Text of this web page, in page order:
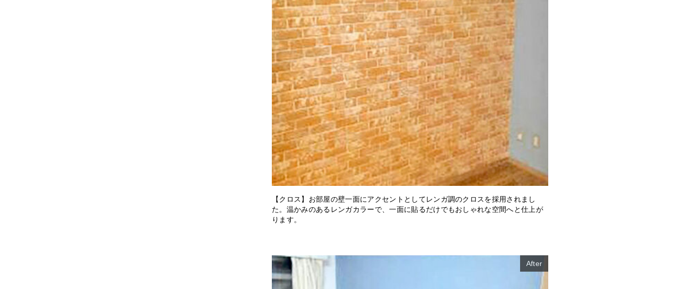
【クロス】お部屋の壁一面にアクセントとしてレンガ調のクロスを採用されまし
た。温かみのあるレンガカラーで、一面に貼るだけでもおしゃれな空間へと仕上が
ります。
After